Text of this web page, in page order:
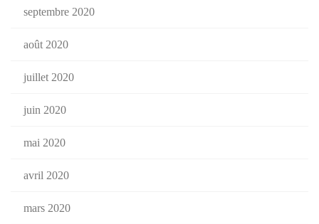
septembre 2020
août 2020
juillet 2020
juin 2020
mai 2020
avril 2020
mars 2020